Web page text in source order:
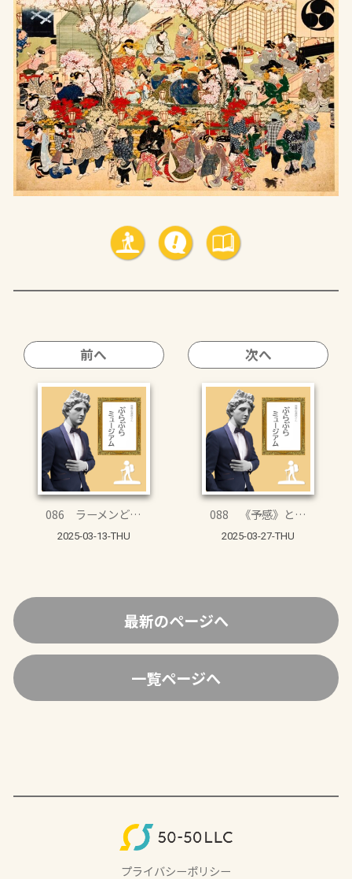
前へ
086 ラーメンど…
2025-03-13-THU
次へ
088 《予感》と…
2025-03-27-THU
最新のページへ
一覧ページへ
プライバシーポリシー